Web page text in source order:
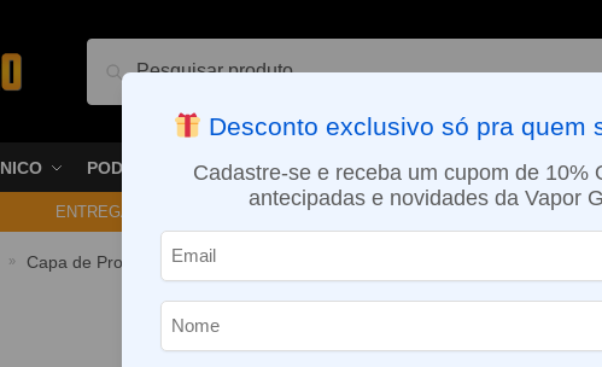
Pesquisar
PODS VAPORIZADOR DE ERVAS E-LIQUÍDOS
ENTREGA NO MESMO DIA EM SÃO PAULO (SEG A SEX): PEDIDOS
» Capa de Proteção Pen 22 – Silicone Resistente – Smok
Capa
Desconto exclusivo só pra quem
Cadastre-se e receba um cupom de 10%
antecipadas e novidades da Vapor